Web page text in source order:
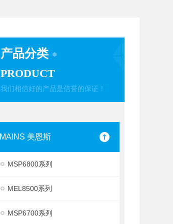
产品分类
PRODUCT
我们相信好的产品是信誉的保证！
MAINS 美恩斯
MSP6800系列
MEL8500系列
MSP6700系列